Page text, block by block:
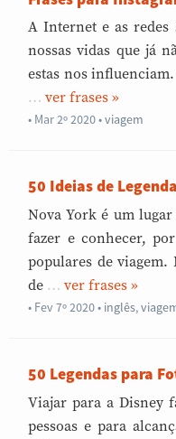
A Internet e as redes
nossas vidas que já
estas nos
…
»
Mar 2º 2020•viagem
50 Ideias de
Nova York é um
fazer e conhecer,
populares de viagem.
de … »
Fev 7º 2020• inglês,
50 Legendas para
Viajar para a Disney
pessoas e para